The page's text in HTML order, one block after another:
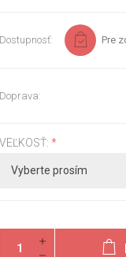
Dostupnosť: Pre
Doprava:
VEĽKOSŤ: *